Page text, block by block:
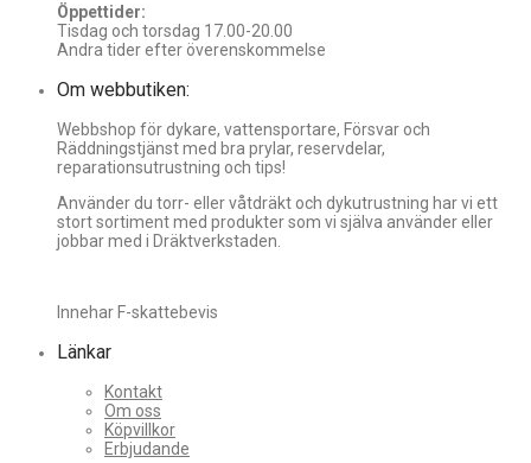
Öppettider:
Tisdag och torsdag 17.00-20.00
Andra tider efter överenskommelse
Om webbutiken:
Webbshop för dykare, vattensportare, Försvar och
Räddningstjänst med bra prylar, reservdelar,
reparationsutrustning och tips!
Använder du torr- eller våtdräkt och dykutrustning har vi ett
stort sortiment med produkter som vi själva använder eller
jobbar med i Dräktverkstaden.
Innehar F-skattebevis
Länkar
Kontakt
Om oss
Köpvillkor
Erbjudande